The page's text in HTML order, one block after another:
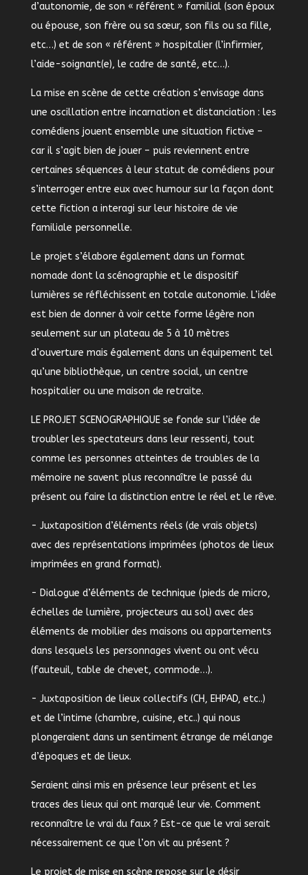
d’autonomie, de son « référent » familial (son époux
ou épouse, son frère ou sa sœur, son fils ou sa fille,
etc…) et de son « référent » hospitalier (l’infirmier,
l’aide-soignant(e), le cadre de santé, etc…).
La mise en scène de cette création s’envisage dans
une oscillation entre incarnation et distanciation : les
comédiens jouent ensemble une situation fictive –
car il s’agit bien de jouer – puis reviennent entre
certaines séquences à leur statut de comédiens pour
s’interroger entre eux avec humour sur la façon dont
cette fiction a interagi sur leur histoire de vie
familiale personnelle.
Le projet s’élabore également dans un format
nomade dont la scénographie et le dispositif
lumières se réfléchissent en totale autonomie. L’idée
est bien de donner à voir cette forme légère non
seulement sur un plateau de 5 à 10 mètres
d’ouverture mais également dans un équipement tel
qu’une bibliothèque, un centre social, un centre
hospitalier ou une maison de retraite.
LE PROJET SCENOGRAPHIQUE se fonde sur l’idée de
troubler les spectateurs dans leur ressenti, tout
comme les personnes atteintes de troubles de la
mémoire ne savent plus reconnaître le passé du
présent ou faire la distinction entre le réel et le rêve.
- Juxtaposition d’éléments réels (de vrais objets)
avec des représentations imprimées (photos de lieux
imprimées en grand format).
- Dialogue d’éléments de technique (pieds de micro,
échelles de lumière, projecteurs au sol) avec des
éléments de mobilier des maisons ou appartements
dans lesquels les personnages vivent ou ont vécu
(fauteuil, table de chevet, commode…).
- Juxtaposition de lieux collectifs (CH, EHPAD, etc..)
et de l’intime (chambre, cuisine, etc..) qui nous
plongeraient dans un sentiment étrange de mélange
d’époques et de lieux.
Seraient ainsi mis en présence leur présent et les
traces des lieux qui ont marqué leur vie. Comment
reconnaître le vrai du faux ? Est-ce que le vrai serait
nécessairement ce que l’on vit au présent ?
Le projet de mise en scène repose sur le désir